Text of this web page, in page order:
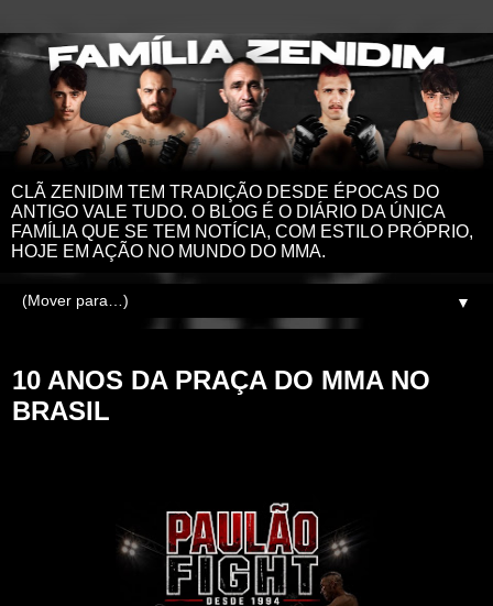
CLÃ ZENIDIM TEM TRADIÇÃO DESDE ÉPOCAS DO
ANTIGO VALE TUDO. O BLOG É O DIÁRIO DA ÚNICA
FAMÍLIA QUE SE TEM NOTÍCIA, COM ESTILO PRÓPRIO,
HOJE EM AÇÃO NO MUNDO DO MMA.
▼
10 ANOS DA PRAÇA DO MMA NO
BRASIL